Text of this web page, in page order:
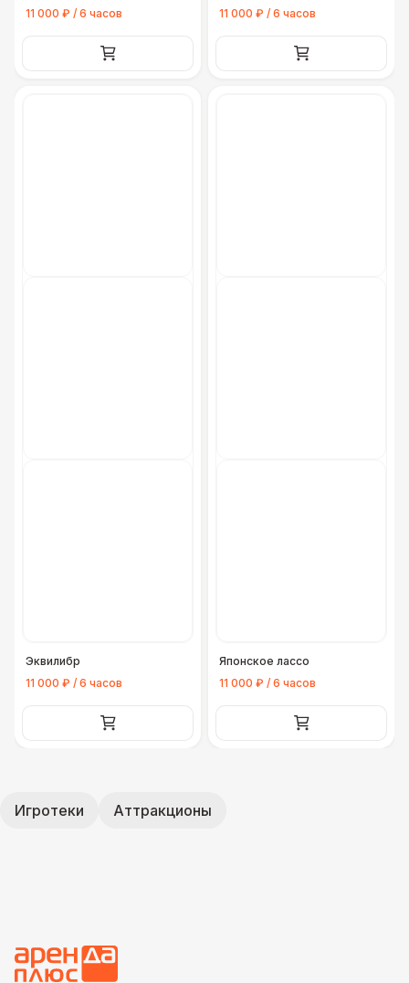
11 000 ₽ / 6 часов
11 000 ₽ / 6 часов
Эквилибр
11 000 ₽ / 6 часов
Японское лассо
11 000 ₽ / 6 часов
Игротеки Аттракционы